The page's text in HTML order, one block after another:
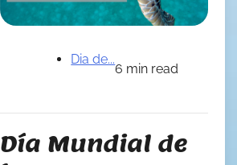
Dia de...
6 min read
Día Mundial de